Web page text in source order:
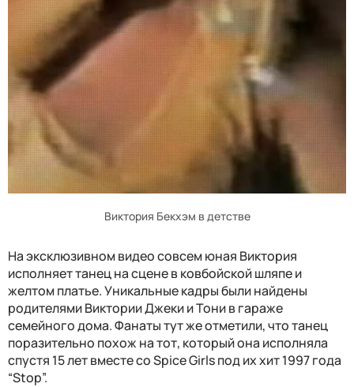
Виктория Бекхэм в детстве
На эксклюзивном видео совсем юная Виктория
исполняет танец на сцене в ковбойской шляпе и
желтом платье. Уникальные кадры были найдены
родителями Виктории Джеки и Тони в гараже
семейного дома. Фанаты тут же отметили, что танец
поразительно похож на тот, который она исполняла
спустя 15 лет вместе со Spice Girls под их хит 1997 года
“Stop”.